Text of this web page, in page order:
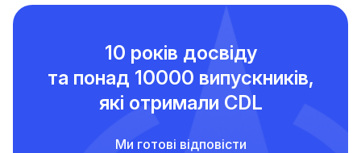
10 років досвіду
та понад 10000 випускників,
які отримали CDL
Ми готові відповісти